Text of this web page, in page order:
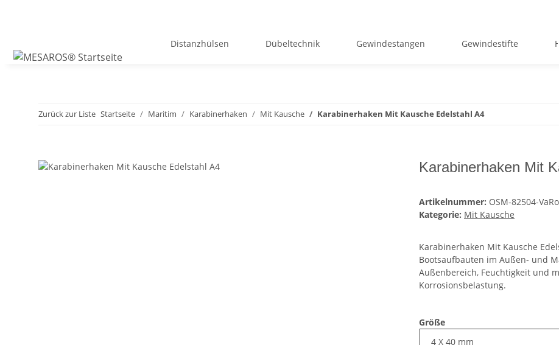
Distanzhülsen Dübeltechnik Gewindestangen Gewindestifte
Zurück zur Liste Startseite Maritim Karabinerhaken Mit Kausche Karabinerhaken Mit Kausche Edelstahl A4
Karabinerhaken Mit
Artikelnummer: OSM-82504-VaRo
Kategorie: Mit Kausche
Karabinerhaken Mit Kausche
Bootsaufbauten im Außen- und
Außenbereich, Feuchtigkeit und
Korrosionsbelastung.
Größe